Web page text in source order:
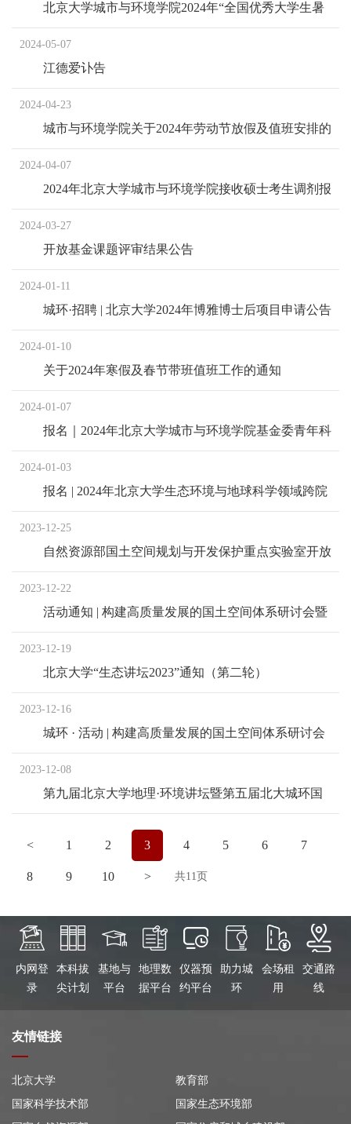
北京大学城市与环境学院2024年“全国优秀大学生暑
期夏令营” 报名通知
2024-05-07
江德爱讣告
2024-04-23
城市与环境学院关于2024年劳动节放假及值班安排的
通知
2024-04-07
2024年北京大学城市与环境学院接收硕士考生调剂报
名通知
2024-03-27
开放基金课题评审结果公告
2024-01-11
城环·招聘 | 北京大学2024年博雅博士后项目申请公告
2024-01-10
关于2024年寒假及春节带班值班工作的通知
2024-01-07
报名｜2024年北京大学城市与环境学院基金委青年科
学基金项目申报经验交流会
2024-01-03
报名 | 2024年北京大学生态环境与地球科学领域跨院
系重大项目申报经验交流会
2023-12-25
自然资源部国土空间规划与开发保护重点实验室开放
基金课题申请书
2023-12-22
活动通知 | 构建高质量发展的国土空间体系研讨会暨
第六届北京大学规划论坛
2023-12-19
北京大学“生态讲坛2023”通知（第二轮）
2023-12-16
城环 · 活动 | 构建高质量发展的国土空间体系研讨会
暨第六届北京大学规划论坛
2023-12-08
第九届北京大学地理·环境讲坛暨第五届北大城环国
际青年论坛将于明日开幕（第三轮）
< 1 2 3 4 5 6 7
8 9 10 > 共11页
内网登
录
本科拔
尖计划
基地与
平台
地理数
据平台
仪器预
约平台
助力城
环
会场租
用
交通路
线
友情链接
北京大学
教育部
国家科学技术部
国家生态环境部